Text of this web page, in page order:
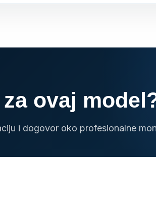
ovaj
i dogovor oko profesionalne